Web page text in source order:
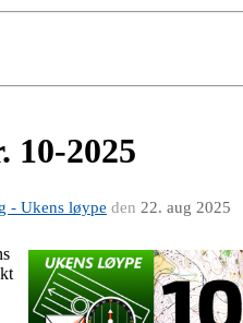
10-2025
- Ukens løype den 22. aug 2025